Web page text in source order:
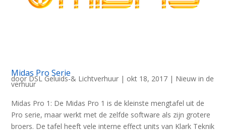
Midas Pro Serie
doorDSL Geluids-& Lichtverhuur | okt 18, 2017 | Nieuw in de
verhuur
Midas Pro 1: De Midas Pro 1 is de kleinste mengtafel uit de
Pro serie, maar werkt met de zelfde software als zijn grotere
broers. De tafel heeft vele interne effect units van Klark Teknik